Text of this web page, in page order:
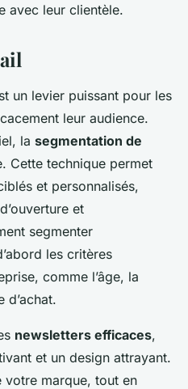
avec leur clientèle.
un levier puissant pour les
leur audience.
la segmentation de
Cette technique permet
et personnalisés,
et
segmenter
les critères
comme l’âge, la
d’achat.
newsletters efficaces,
et un design attrayant.
marque, tout en